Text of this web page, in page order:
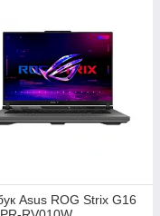
Asus ROG Strix G16